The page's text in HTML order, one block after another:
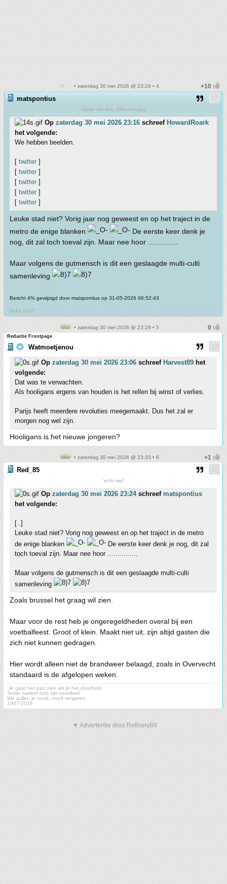
• zaterdag 30 mei 2026 @ 23:24 • 4
matspontius
Same old shit, different day
Op zaterdag 30 mei 2026 23:16 schreef HowardRoark
het volgende:
We hebben beelden.
[ twitter ]
[ twitter ]
[ twitter ]
[ twitter ]
[ twitter ]
Leuke stad niet? Vorig jaar nog geweest en op het traject in de
metro de enige blanken
De eerste keer denk je
nog, dit zal toch toeval zijn. Maar nee hoor ...............
Maar volgens de gutmensch is dit een geslaagde multi-culti
samenleving
Bericht 4% gewijzigd door matspontius op 31-05-2026 06:52:43
"Hoka Hey!"
• zaterdag 30 mei 2026 @ 23:29 • 5
Redactie Frontpage
Watmoetjenou
Op zaterdag 30 mei 2026 23:06 schreef Harvest89 het
volgende:
Dat was te verwachten.
Als hooligans ergens van houden is het rellen bij winst of verlies.
Parijs heeft meerdere revoluties meegemaakt. Dus het zal er
morgen nog wel zijn.
Hooligans is het nieuwe jongeren?
• zaterdag 30 mei 2026 @ 23:33 • 6
Red_85
'echt wel'
Op zaterdag 30 mei 2026 23:24schreef matspontius
het volgende:
[..]
Leuke stad niet? Vorig nog geweest en op het traject in de metro
de enige blanken
De eerste keer denk je nog, dit zal
toch toeval zijn. Maar nee hoor ...............
Maar volgens de gutmensch is dit een geslaagde multi-culti
samenleving
Zoals brussel het graag wil zien.
Maar voor de rest heb je ongeregeldheden overal bij een
voetbalfeest. Groot of klein. Maakt niet uit, zijn altijd gasten die
zich niet kunnen gedragen.
Hier wordt alleen niet de brandweer belaagd, zoals in Overvecht
standaard is de afgelopen weken.
'Je gaat het pas zien als je het doorhebt'
'Ieder nadeel heb zijn voordeel'
We zullen je nooit, nooit vergeten
1947-2016
▼ Advertentie door Refinery89